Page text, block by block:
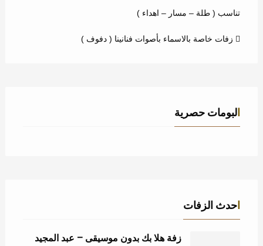
تناسب ( طلة – مسار – اهداء )
زفات خاصة بالاسماء بأصوات فنانينا ( دفوف )
البومات حصرية
احدث الزفات
زفة هلا بك بدون موسيقى – عبد المجيد